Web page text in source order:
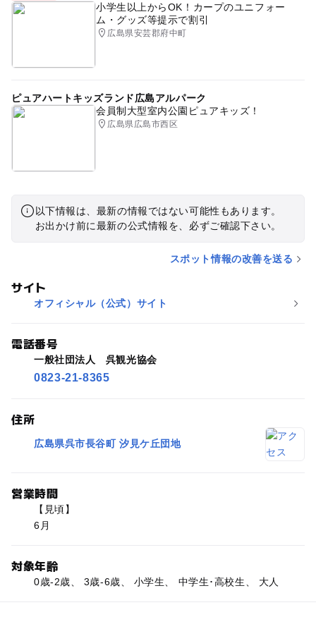
小学生以上からOK！カープのユニフォー
ム・グッズ等提示で割引
広島県安芸郡府中町
ピュアハートキッズランド広島アルパーク
会員制大型室内公園ピュアキッズ！
広島県広島市西区
以下情報は、最新の情報ではない可能性もあります。
お出かけ前に最新の公式情報を、必ずご確認下さい。
スポット情報の改善を送る
サイト
オフィシャル（公式）サイト
電話番号
一般社団法人 呉観光協会
0823-21-8365
住所
広島県呉市長谷町 汐見ケ丘団地
営業時間
【見頃】
6月
対象年齢
0歳-2歳、 3歳-6歳、 小学生、 中学生･高校生、 大人